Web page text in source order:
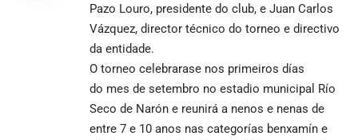
Pazo Louro, presidente do club, e Juan Carlos
Vázquez, director técnico do torneo e directivo
da entidade.
O torneo celebrarase nos primeiros días
do mes de setembro no estadio municipal Río
Seco de Narón e reunirá a nenos e nenas de
entre 7 e 10 anos nas categorías benxamín e